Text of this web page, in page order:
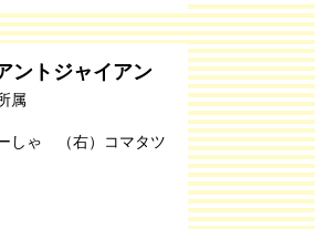
ントジャイアン
属
ーしゃ （右）コマタツ